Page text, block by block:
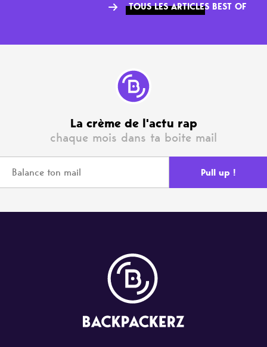
TOUS LES ARTICLES BEST OF
La crème de l'actu rap
chaque mois dans ta boite mail